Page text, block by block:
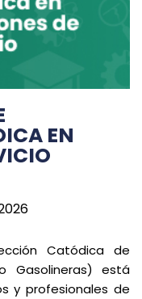
EN
Catódica de
Gasolineras) está
y profesionales de